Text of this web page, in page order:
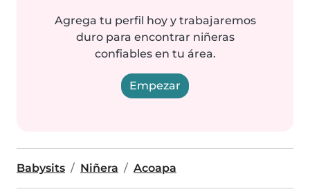
Agrega tu perfil hoy y trabajaremos
duro para encontrar niñeras
confiables en tu área.
Empezar
Babysits Niñera Acoapa